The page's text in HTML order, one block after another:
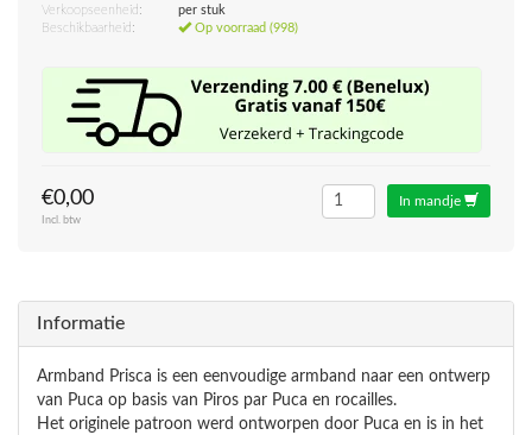
Verkoopseenheid:
per stuk
Beschikbaarheid:
Op voorraad (998)
€0,00
Incl. btw
In mandje
Informatie
Armband Prisca is een eenvoudige armband naar een ontwerp
van Puca op basis van Piros par Puca en rocailles.
Het originele patroon werd ontworpen door Puca en is in het